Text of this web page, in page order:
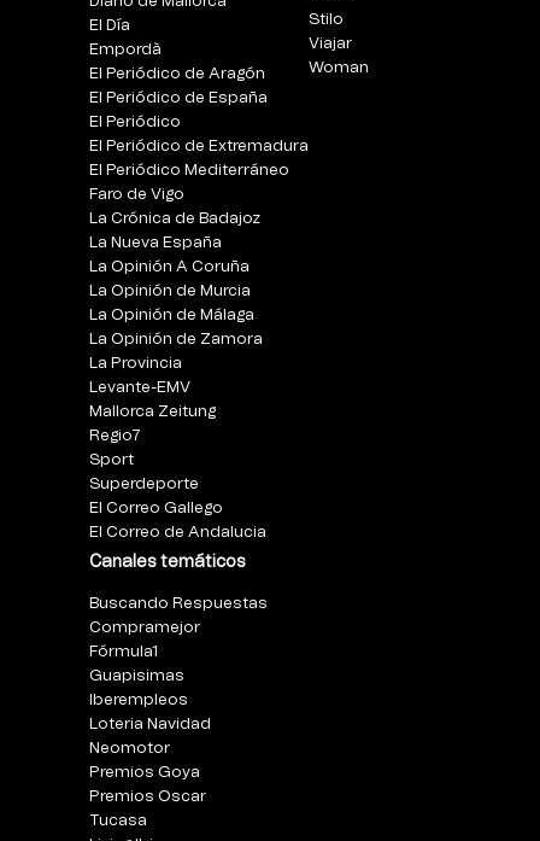
El Día
Empordà
El Periódico de Aragón
El Periódico de España
El Periódico
El Periódico de Extremadura
El Periódico Mediterráneo
Faro de Vigo
La Crónica de Badajoz
La Nueva España
La Opinión A Coruña
La Opinión de Murcia
La Opinión de Málaga
La Opinión de Zamora
La Provincia
Levante-EMV
Mallorca Zeitung
Regio7
Sport
Superdeporte
El Correo Gallego
El Correo de Andalucia
Canales temáticos
Buscando Respuestas
Compramejor
Fórmula1
Guapisimas
Iberempleos
Loteria Navidad
Neomotor
Premios Goya
Premios Oscar
Tucasa
Stilo
Viajar
Woman